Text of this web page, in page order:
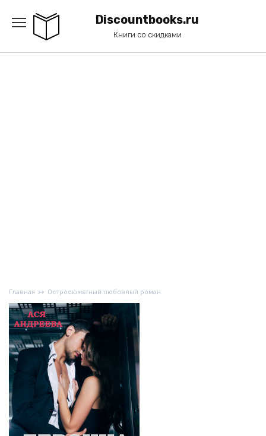
содержанию
Discountbooks.ru
Книги со скидками
Главная Остросюжетный любовный роман